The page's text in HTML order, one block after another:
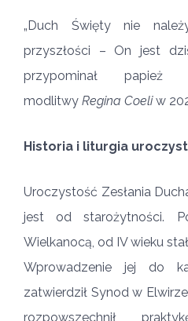
„Duch Święty nie
przyszłości – On jest
przypominał papież
modlitwy Regina Coeliw
Historia i liturgia
Uroczystość Zesłania
jest od starożytności.
Wielkanocą, od IV wieku
Wprowadzenie jej do
zatwierdził Synod w Elwirze
rozpowszechnił